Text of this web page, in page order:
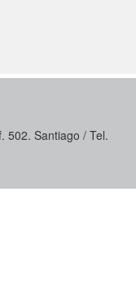
502. Santiago / Tel.